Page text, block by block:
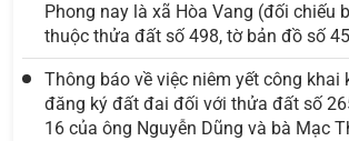
Phong nay là xã Hòa Vang (đối chiếu
thuộc thửa đất số 498, tờ bản đồ số
Thông báo về việc niêm yết công khai
đăng ký đất đai đối với thửa đất số
16 của ông Nguyễn Dũng và bà Mạc